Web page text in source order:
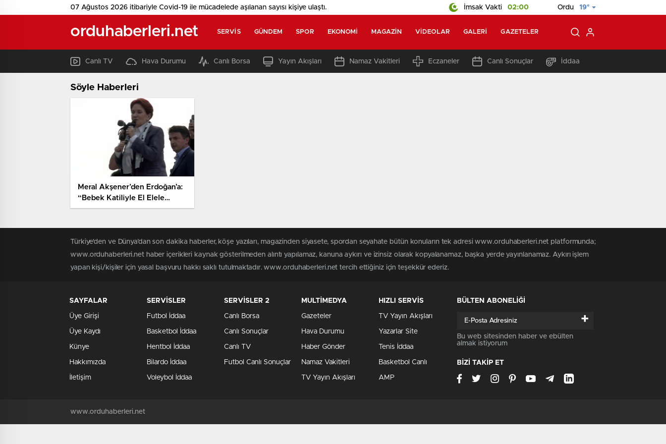
07 Ağustos 2026 itibariyle Covid-19 ile mücadelede aşılanan sayısı kişiye ulaştı. İmsak Vakti 02:00 Ordu 19°
orduhaberleri.net SERVIS GÜNDEM SPOR EKONOMI MAGAZIN VIDEOLAR GALERI GAZETELER
Canlı TV Hava Durumu Canlı Borsa Yayın Akışları Namaz Vakitleri Eczaneler Canlı Sonuçlar İddaa
Söyle Haberleri
Meral Akşener’den Erdoğan’a:
“Bebek Katiliyle El Elele
Tutuşan Sensin Recep
Türkiye'den ve Dünya’dan son dakika haberler, köşe yazıları, magazinden siyasete, spordan seyahate bütün konuların tek adresi www.orduhaberleri.net platformunda;
www.orduhaberleri.net haber içerikleri kaynak gösterilmeden alıntı yapılamaz, kanuna aykırı ve izinsiz olarak kopyalanamaz, başka yerde yayınlanamaz. Aykırı işlem
yapan kişi/kişiler için yasal başvuru hakkı saklı tutulmaktadır. www.orduhaberleri.net tercih ettiğiniz için teşekkür ederiz.
SAYFALAR
Üye Girişi
Üye Kaydı
Künye
Hakkımızda
İletişim
SERVİSLER
Futbol İddaa
Basketbol İddaa
Hentbol İddaa
Bilardo İddaa
Voleybol İddaa
SERVİSLER 2
Canlı Borsa
Canlı Sonuçlar
Canlı TV
Futbol Canlı Sonuçlar
MULTİMEDYA
Gazeteler
Hava Durumu
Haber Gönder
Namaz Vakitleri
TV Yayın Akışları
HIZLI SERVİS
TV Yayın Akışları
Yazarlar Site
Tenis İddaa
Basketbol Canlı
AMP
BÜLTEN ABONELİĞİ
+
Bu web sitesinden haber ve ebülten
almak istiyorum
BİZİ TAKİP ET
www.orduhaberleri.net